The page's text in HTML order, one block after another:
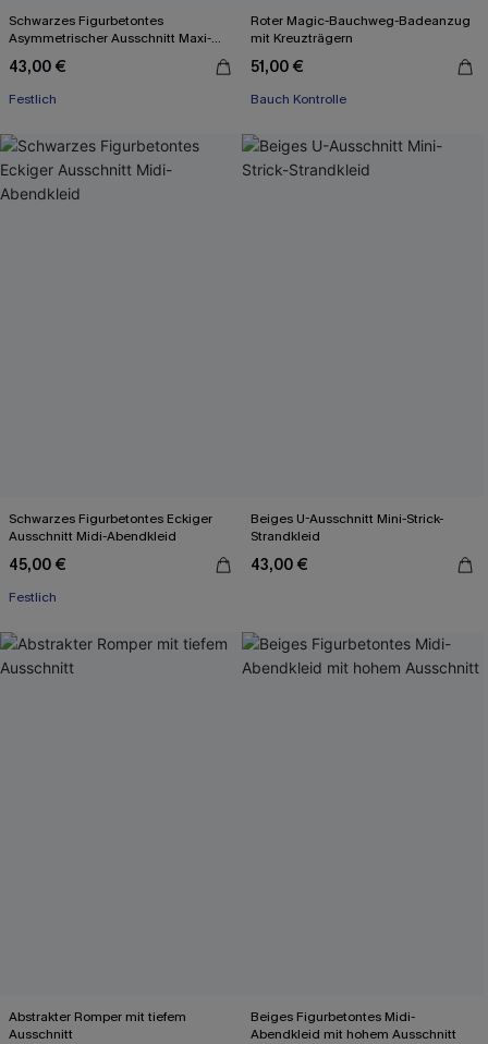
Schwarzes Figurbetontes
Asymmetrischer Ausschnitt Maxi-
43,00 €
Festlich
Roter Magic-Bauchweg-Badeanzug
mit Kreuzträgern
51,00 €
Bauch Kontrolle
Schwarzes Figurbetontes Eckiger
Ausschnitt Midi-Abendkleid
45,00 €
Festlich
Beiges U-Ausschnitt Mini-Strick-
Strandkleid
43,00 €
Abstrakter Romper mit tiefem
Ausschnitt
Beiges Figurbetontes Midi-
Abendkleid mit hohem Ausschnitt